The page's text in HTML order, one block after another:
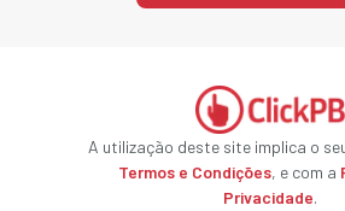
A utilização deste site implica o
Termos e Condições, e com a
Privacidade.